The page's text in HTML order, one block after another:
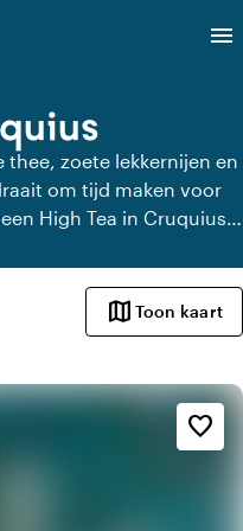
menu
thee, zoete lekkernijen en
om tijd maken voor
High Tea in Cruquius
alleen aandacht voor
map Toon kaart
favorite_border
Sfeer en esthetiek
apartment
Modern design